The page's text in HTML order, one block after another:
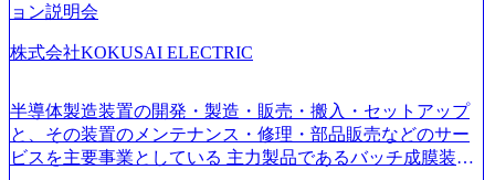
C事業を始め、パブリック、製造業、通信、エンタメ、教
はあるが、社員の興味のある分野やスキルを活用したいな
着けたい方でも幅広に経験を積みたい方でも、キャリア形
成が柔軟に可能な環境である。 https://storage.googleapis.com/
our-vision-production.appspot.com/public/images/20240925204135
_93b1bff3-f71c-4bc9-8bd9-72a8a4826007_1200x554.webp https://
ョン説明会
株式会社KOKUSAI ELECTRIC
半導体製造装置の開発・製造・販売・搬入・セットアップ
と、その装置のメンテナンス・修理・部品販売などのサー
ビスを主要事業としている 主力製品であるバッチ成膜装置